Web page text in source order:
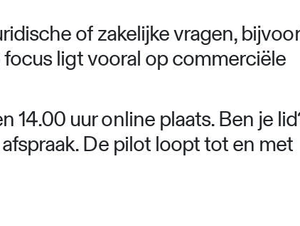
of zakelijke vragen,
ligt vooral op commerciële
14.00 uur online plaats. Ben je
De pilot loopt tot en met